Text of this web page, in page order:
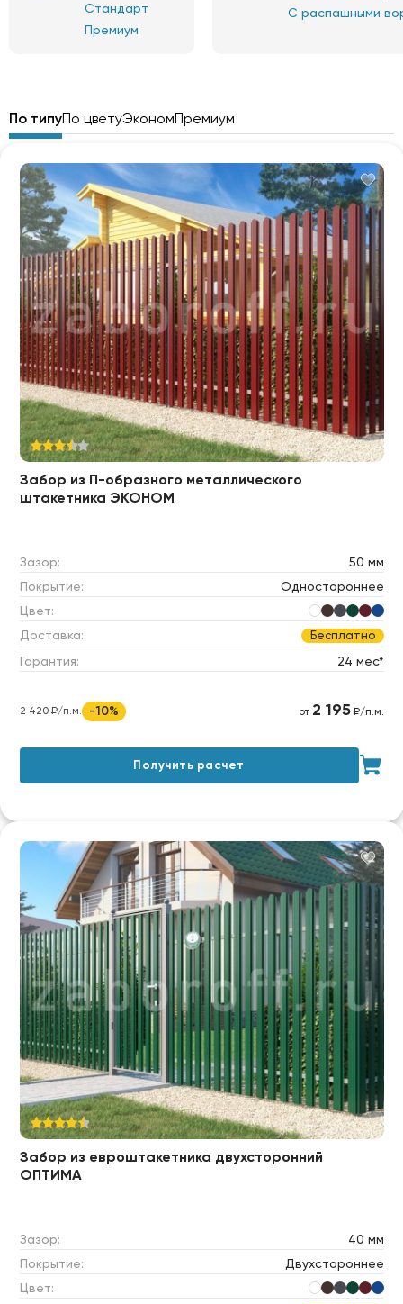
Стандарт
Премиум
С распашными
По типуПо цветуЭкономПремиум
Забор из П-образного металлического
штакетника ЭКОНОМ
Зазор:
50 мм
Покрытие:
Одностороннее
Цвет:
Доставка:
Бесплатно
Гарантия: 24 мес*
2 420 ₽/п.м. -10% от 2 195₽/п.м.
Получить расчет
Забор из евроштакетника двухсторонний
ОПТИМА
Зазор:
40 мм
Покрытие:
Двухстороннее
Цвет: